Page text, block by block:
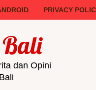
PRIVACY
dan Opini